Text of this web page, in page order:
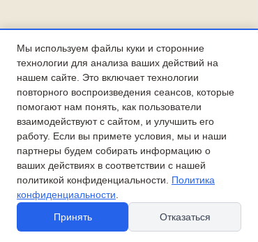
Мы используем файлы куки и сторонние
технологии для анализа ваших действий на
нашем сайте. Это включает технологии
повторного воспроизведения сеансов, которые
помогают нам понять, как пользователи
взаимодействуют с сайтом, и улучшить его
работу. Если вы примете условия, мы и наши
партнеры будем собирать информацию о
ваших действиях в соответствии с нашей
политикой конфиденциальности. Политика
конфиденциальности
Принять
Отказаться